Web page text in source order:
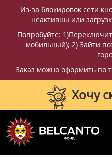
Из-за блокировок сети
неактивны или
Попробуйте:
мобильный); 2) Зайти
Заказ можно оформить по
Хочу